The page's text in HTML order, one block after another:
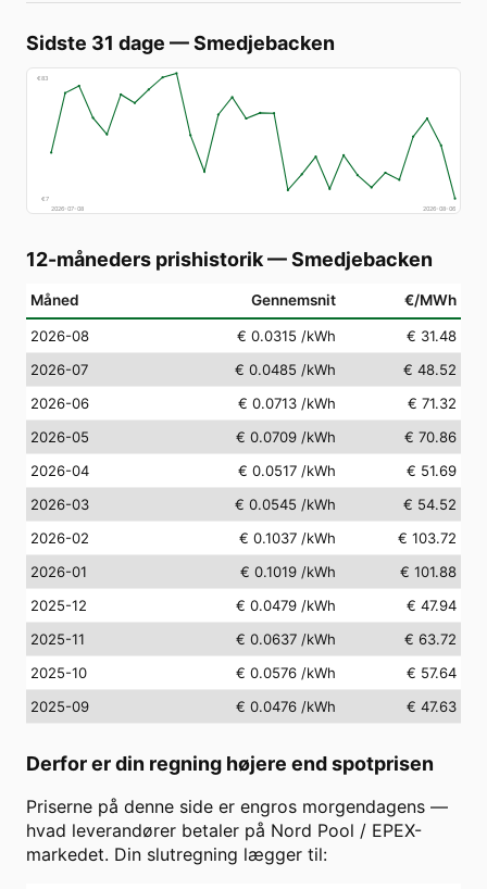
Sidste 31 dage —Smedjebacken
€83
€7
2026-07-08
2026-08-06
12-måneders prishistorik—Smedjebacken
Måned Gennemsnit €/MWh
2026-08 € 0.0315 /kWh
€ 31.48
2026-07
€ 0.0485 /kWh
€ 48.52
2026-06
€ 0.0713 /kWh
€ 71.32
2026-05
€ 0.0709 /kWh
€ 70.86
2026-04
€ 0.0517 /kWh
€ 51.69
2026-03
€ 0.0545 /kWh
€ 54.52
2026-02
€ 0.1037 /kWh
€ 103.72
2026-01
€ 0.1019 /kWh
€ 101.88
2025-12
€ 0.0479 /kWh
€ 47.94
2025-11
€ 0.0637 /kWh
€ 63.72
2025-10
€ 0.0576 /kWh
€ 57.64
2025-09
€ 0.0476 /kWh € 47.63
Derfor er din regning højere end spotprisen
Priserne på denne side er engros morgendagens —
hvad leverandører betaler på Nord Pool / EPEX-
markedet. Din slutregning lægger til: